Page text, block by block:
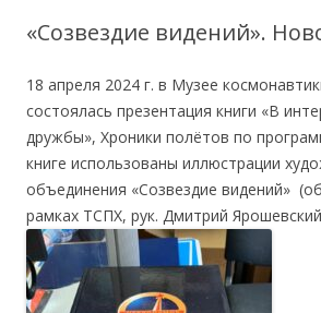
«Созвездие видений».
18 апреля 2024 г. в Музее
состоялась презентация книги «В
дружбы», Хроники полётов по
книге использованы иллюстрации
объединения «Созвездие видений»
рамках ТСПХ, рук. Дмитрий